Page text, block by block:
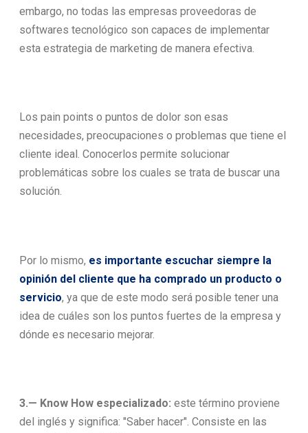
embargo, no todas las empresas proveedoras de
softwares tecnológico son capaces de implementar
esta estrategia de marketing de manera efectiva.
Los pain points o puntos de dolor son esas
necesidades, preocupaciones o problemas que tiene el
cliente ideal. Conocerlos permite solucionar
problemáticas sobre los cuales se trata de buscar una
solución.
Por lo mismo, es importante escuchar siempre la
opinión del cliente que ha comprado un producto o
servicio, ya que de este modo será posible tener una
idea de cuáles son los puntos fuertes de la empresa y
dónde es necesario mejorar.
3.— Know How especializado: este término proviene
del inglés y significa: "Saber hacer". Consiste en las